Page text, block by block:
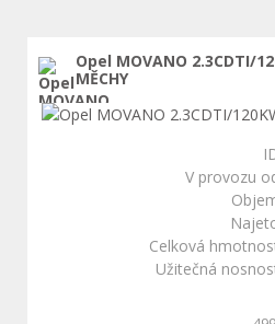
Opel MOVANO 2.3CDTI/
MĚCHY
V provozu
Celková
Užitečná